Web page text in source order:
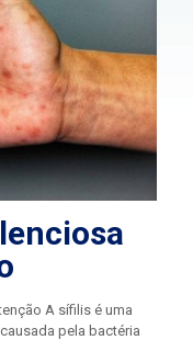
A sífilis é uma
pela bactéria